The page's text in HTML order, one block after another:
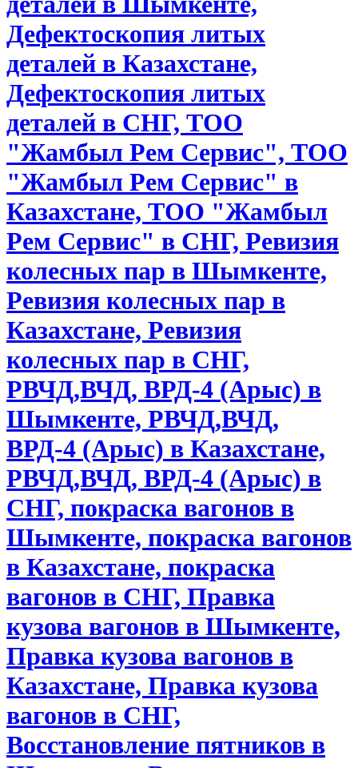
Дефектоскопия литых
деталей в Казахстане,
Дефектоскопия литых
деталей в СНГ, ТОО
"Жамбыл Рем Сервис", ТОО
"Жамбыл Рем Сервис" в
Казахстане, ТОО "Жамбыл
Рем Сервис" в СНГ, Ревизия
колесных пар в Шымкенте,
Ревизия колесных пар в
Казахстане, Ревизия
колесных пар в СНГ,
РВЧД,ВЧД, ВРД-4 (Арыс) в
Шымкенте, РВЧД,ВЧД,
ВРД-4 (Арыс) в Казахстане,
РВЧД,ВЧД, ВРД-4 (Арыс) в
СНГ, покраска вагонов в
Шымкенте, покраска вагонов
в Казахстане, покраска
вагонов в СНГ, Правка
кузова вагонов в Шымкенте,
Правка кузова вагонов в
Казахстане, Правка кузова
вагонов в СНГ,
Восстановление пятников в